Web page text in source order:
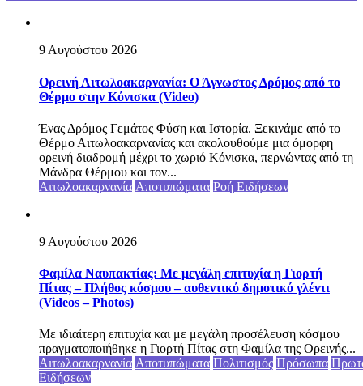
9 Αυγούστου 2026
Ορεινή Αιτωλοακαρνανία: Ο Άγνωστος Δρόμος από το
Θέρμο στην Κόνισκα (Video)
Ένας Δρόμος Γεμάτος Φύση και Ιστορία. Ξεκινάμε από το
Θέρμο Αιτωλοακαρνανίας και ακολουθούμε μια όμορφη
ορεινή διαδρομή μέχρι το χωριό Κόνισκα, περνώντας από τη
Μάνδρα Θέρμου και τον...
Αιτωλοακαρνανία Αποτυπώματα Ροή Ειδήσεων
9 Αυγούστου 2026
Φαμίλα Ναυπακτίας: Με μεγάλη επιτυχία η Γιορτή
Πίτας – Πλήθος κόσμου – αυθεντικό δημοτικό γλέντι
(Videos – Photos)
Με ιδιαίτερη επιτυχία και με μεγάλη προσέλευση κόσμου
πραγματοποιήθηκε η Γιορτή Πίτας στη Φαμίλα της Ορεινής...
Αιτωλοακαρνανία Αποτυπώματα Πολιτισμός Πρόσωπα
Ειδήσεων